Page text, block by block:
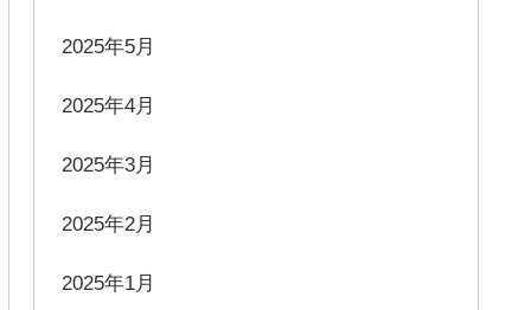
2025年5月
2025年4月
2025年3月
2025年2月
2025年1月